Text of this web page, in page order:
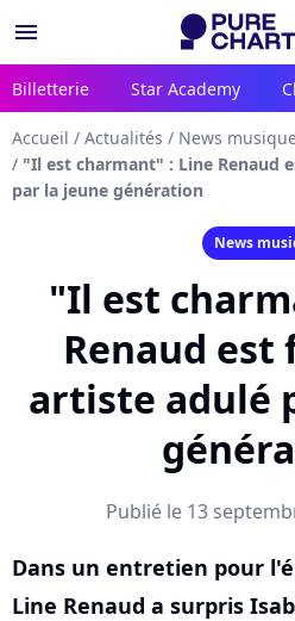
menu
Billetterie Star Academy
Accueil / Actualités / News
/ "Il est charmant" : Line Renaud
par la jeune génération
News
"Il est
Renaud est
artiste adulé
Publié le 13
Dans un entretien pour
Line Renaud a surpris